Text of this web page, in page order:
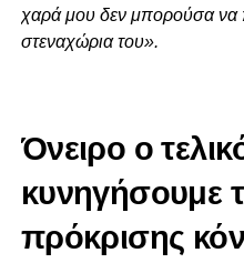
χαρά μου δεν μπορούσα να
στεναχώρια του».
Όνειρο ο
κυνηγήσουμε
πρόκρισης